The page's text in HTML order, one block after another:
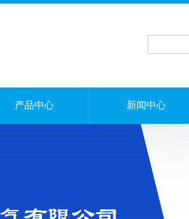
产品中心 新闻中心